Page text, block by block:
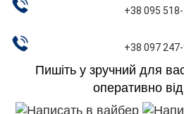
+38 095
+38 097
Пишіть у зручний для
оперативно